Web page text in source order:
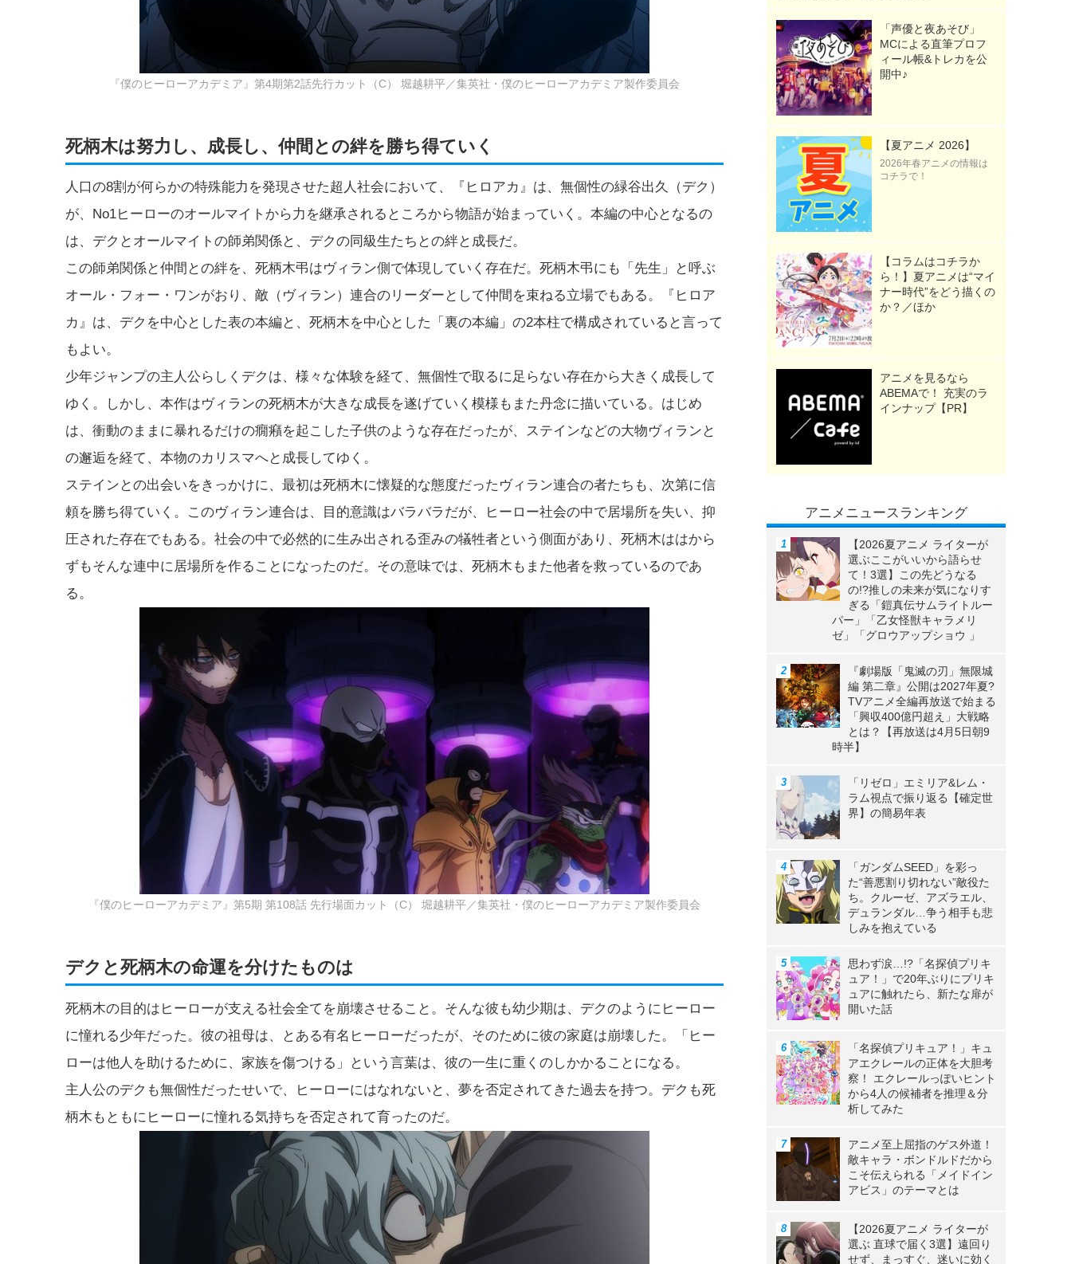
『僕のヒーローアカデミア』第4期第2話先行カット（C） 堀越耕平／集英社・僕のヒーローアカデミア製作委員会
死柄木は努力し、成長し、仲間との絆を勝ち得ていく
人口の8割が何らかの特殊能力を発現させた超人社会において、『ヒロアカ』は、無個性の緑谷出久（デク）
が、No1ヒーローのオールマイトから力を継承されるところから物語が始まっていく。本編の中心となるの
は、デクとオールマイトの師弟関係と、デクの同級生たちとの絆と成長だ。
この師弟関係と仲間との絆を、死柄木弔はヴィラン側で体現していく存在だ。死柄木弔にも「先生」と呼ぶ
オール・フォー・ワンがおり、敵（ヴィラン）連合のリーダーとして仲間を束ねる立場でもある。『ヒロア
カ』は、デクを中心とした表の本編と、死柄木を中心とした「裏の本編」の2本柱で構成されていると言って
もよい。
少年ジャンプの主人公らしくデクは、様々な体験を経て、無個性で取るに足らない存在から大きく成長して
ゆく。しかし、本作はヴィランの死柄木が大きな成長を遂げていく模様もまた丹念に描いている。はじめ
は、衝動のままに暴れるだけの癇癪を起こした子供のような存在だったが、ステインなどの大物ヴィランと
の邂逅を経て、本物のカリスマへと成長してゆく。
ステインとの出会いをきっかけに、最初は死柄木に懐疑的な態度だったヴィラン連合の者たちも、次第に信
頼を勝ち得ていく。このヴィラン連合は、目的意識はバラバラだが、ヒーロー社会の中で居場所を失い、抑
圧された存在でもある。社会の中で必然的に生み出される歪みの犠牲者という側面があり、死柄木ははから
ずもそんな連中に居場所を作ることになったのだ。その意味では、死柄木もまた他者を救っているのであ
る。
『僕のヒーローアカデミア』第5期 第108話 先行場面カット（C） 堀越耕平／集英社・僕のヒーローアカデミア製作委員会
デクと死柄木の命運を分けたものは
死柄木の目的はヒーローが支える社会全てを崩壊させること。そんな彼も幼少期は、デクのようにヒーロー
に憧れる少年だった。彼の祖母は、とある有名ヒーローだったが、そのために彼の家庭は崩壊した。「ヒー
ローは他人を助けるために、家族を傷つける」という言葉は、彼の一生に重くのしかかることになる。
主人公のデクも無個性だったせいで、ヒーローにはなれないと、夢を否定されてきた過去を持つ。デクも死
柄木もともにヒーローに憧れる気持ちを否定されて育ったのだ。
「声優と夜あそび」
MCによる直筆プロフ
ィール帳&トレカを公
開中♪
【夏アニメ 2026】
2026年春アニメの情報は
コチラで！
【コラムはコチラか
ら！】夏アニメは“マイ
ナー時代”をどう描くの
か？／ほか
アニメを見るなら
ABEMAで！ 充実のラ
インナップ【PR】
アニメニュースランキング
【2026夏アニメ ライターが
選ぶここがいいから語らせ
て！3選】この先どうなる
の!?推しの未来が気になりす
ぎる「鎧真伝サムライトルー
パー」「乙女怪獣キャラメリ
ゼ」「グロウアップショウ 」
『劇場版「鬼滅の刃」無限城
編 第二章』公開は2027年夏?
TVアニメ全編再放送で始まる
「興収400億円超え」大戦略
とは？【再放送は4月5日朝9
時半】
「リゼロ」エミリア&レム・
ラム視点で振り返る【確定世
界】の簡易年表
「ガンダムSEED」を彩っ
た“善悪割り切れない”敵役た
ち。クルーゼ、アズラエル、
デュランダル…争う相手も悲
しみを抱えている
思わず涙…!?「名探偵プリキ
ュア！」で20年ぶりにプリキ
ュアに触れたら、新たな扉が
開いた話
「名探偵プリキュア！」キュ
アエクレールの正体を大胆考
察！ エクレールっぽいヒント
から4人の候補者を推理＆分
析してみた
アニメ至上屈指のゲス外道！
敵キャラ・ボンドルドだから
こそ伝えられる「メイドイン
アビス」のテーマとは
【2026夏アニメ ライターが
選ぶ 直球で届く3選】遠回り
せず、まっすぐ、迷いに効く